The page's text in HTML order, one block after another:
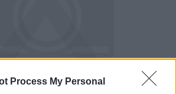
Process My Personal